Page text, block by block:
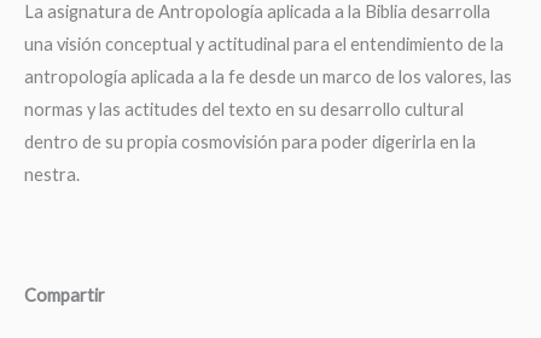
La asignatura de Antropología aplicada a la Biblia desarrolla
una visión conceptual y actitudinal para el entendimiento de la
antropología aplicada a la fe desde un marco de los valores, las
normas y las actitudes del texto en su desarrollo cultural
dentro de su propia cosmovisión para poder digerirla en la
nestra.
Compartir